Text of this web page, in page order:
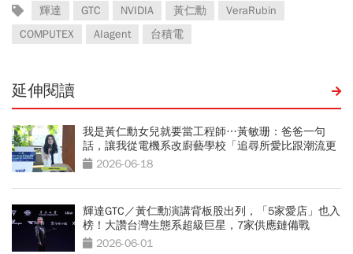
輝達 GTC NVIDIA 黃仁勳
VeraRubin
COMPUTEX
AIagent 台積電
延伸閱讀
我是黃仁勳女兒就要當工程師…黃敏珊：爸爸一句
話，讓我從電機系改廚藝學校「追尋所愛比跟潮流更
重要」
2026-06-18
輝達GTC／黃仁勳演講背板股出列，「5家愛店」也入
榜！大讚台灣生態系超級巨星，7家供應鏈備戰
2026-06-01